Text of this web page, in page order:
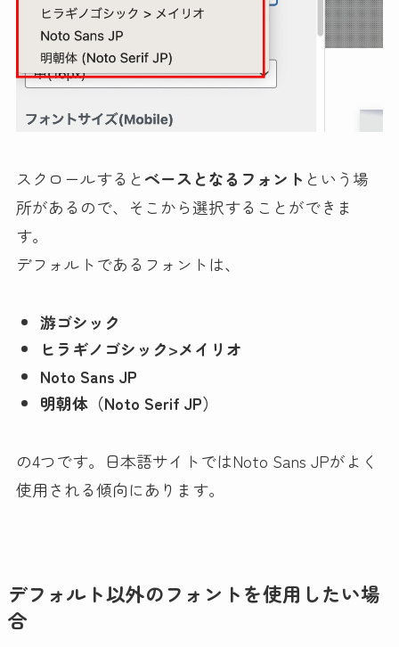
スクロールすると ベースとなるフォント という場
所があるので、そこから選択することができま
す。
デフォルトであるフォントは、
游ゴシック
ヒラギノゴシック>メイリオ
Noto Sans JP
明朝体（Noto Serif JP）
の4つです。日本語サイトではNoto Sans JPがよく
使用される傾向にあります。
デフォルト以外のフォントを使用したい場
合